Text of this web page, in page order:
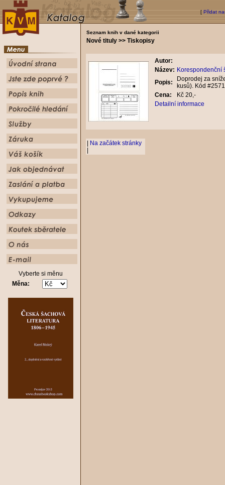
[ Přidat
Vyberte si měnu
Měna:
Seznam knih v dané kategorii
Nové tituly >> Tiskopisy
Autor:
Název: Korespondenční
Popis:
Doprodej za
kusů). Kód #2571
Cena:
Kč 20,-
Detailní informace
Na začátek stránky